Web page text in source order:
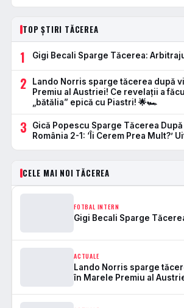
TOP ȘTIRI TĂCEREA
1 Gigi Becali Sparge Tăcerea:
2
Lando Norris sparge tăcerea după
Premiu al Austriei! Ce revelații a
„bătălia” epică cu Piastri! 🌟🏎️
3
Gică Popescu Sparge Tăcerea
România 2-1: ‘Îi Cerem Prea Mult?’
CELE MAI NOI TĂCEREA
FOTBAL INTERN
Gigi Becali Sparge
ACTUALE
Lando Norris sparge
în Marele Premiu al
🏎️